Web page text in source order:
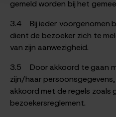
gemeld worden bij het
3.4 Bij ieder voorgenomen
dient de bezoeker zich te
van zijn aanwezigheid.
3.5 Door akkoord te gaan
zijn/haar
akkoord met de regels zoals
bezoekersreglement.